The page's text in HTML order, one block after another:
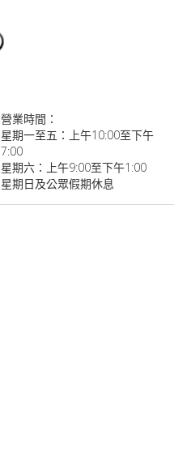
營業時間：
星期一至五：上午10:00至下午
7:00
星期六：上午9:00至下午1:00
星期日及公眾假期休息